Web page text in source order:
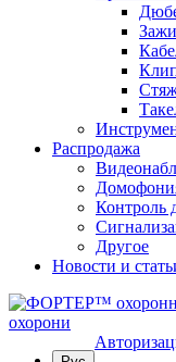
Распродажа
Контроль
Другое
Новости и